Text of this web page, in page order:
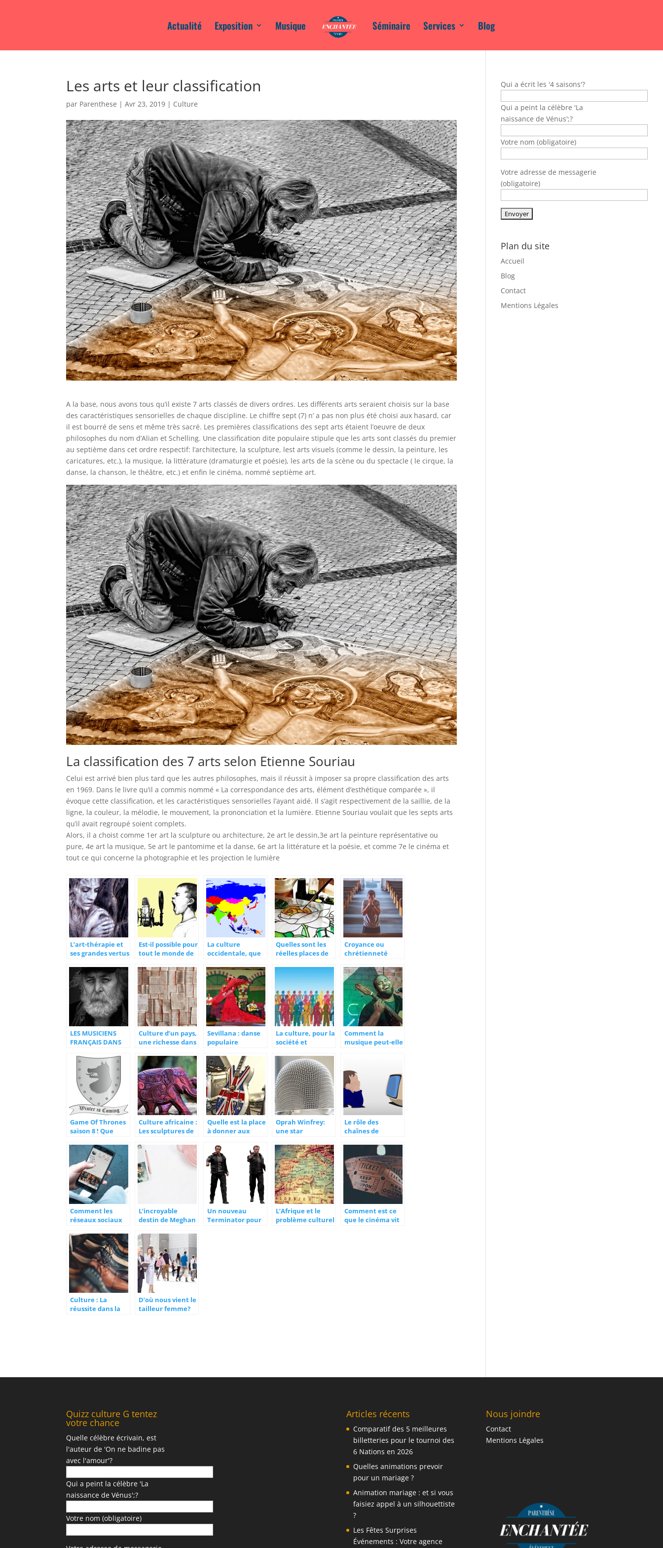
Actualité Exposition Musique Séminaire Services Blog
Les arts et leur classification
par Parenthese |Avr 23, 2019 | Culture
A la base, nous avons tous qu’il existe 7 arts classés de divers ordres. Les différents arts seraient choisis sur la base
des caractéristiques sensorielles de chaque discipline. Le chiffre sept (7) n’ a pas non plus été choisi aux hasard, car
il est bourré de sens et même très sacré. Les premières classifications des sept arts étaient l’oeuvre de deux
philosophes du nom d’Alian et Schelling. Une classification dite populaire stipule que les arts sont classés du premier
au septième dans cet ordre respectif: l’architecture, la sculpture, lest arts visuels (comme le dessin, la peinture, les
caricatures, etc.), la musique, la littérature (dramaturgie et poésie), les arts de la scène ou du spectacle ( le cirque, la
danse, la chanson, le théâtre, etc.) et enfin le cinéma, nommé septième art.
La classification des 7 arts selon Etienne Souriau
Celui est arrivé bien plus tard que les autres philosophes, mais il réussit à imposer sa propre classification des arts
en 1969. Dans le livre qu’il a commis nommé « La correspondance des arts, élément d’esthétique comparée », il
évoque cette classification, et les caractéristiques sensorielles l’ayant aidé. Il s’agit respectivement de la saillie, de la
ligne, la couleur, la mélodie, le mouvement, la prononciation et la lumière. Etienne Souriau voulait que les septs arts
qu’il avait regroupé soient complets.
Alors, il a choist comme 1er art la sculpture ou architecture, 2e art le dessin,3e art la peinture représentative ou
pure, 4e art la musique, 5e art le pantomime et la danse, 6e art la littérature et la poésie, et comme 7e le cinéma et
tout ce qui concerne la photographie et les projection le lumière
L’art-thérapie et
ses grandes vertus
Est-il possible pour
tout le monde de
La culture
occidentale, que
exactement?
Quelles sont les
réelles places de
société ?
Croyance ou
chrétienneté
Européenne?
LES MUSICIENS
FRANÇAIS DANS
CARITATIVES
Culture d’un pays,
une richesse dans
Sevillana : danse
populaire
La culture, pour la
société et
Comment la
musique peut-elle
social ?
Game Of Thrones
saison 8 ! Que
de cette ultime
saison ?
Culture africaine :
Les sculptures de
Quelle est la place
à donner aux
cinéma ?
Oprah Winfrey:
une star
planétaire
Le rôle des
chaînes de
Comment les
réseaux sociaux
notre perception
de la société ?
L’incroyable
destin de Meghan
Un nouveau
Terminator pour
L’Afrique et le
problème culturel
Comment est ce
que le cinéma vit
Culture : La
réussite dans la
D’où nous vient le
tailleur femme?
Qui a écrit les '4 saisons'?
Qui a peint la célèbre 'La
naissance de Vénus';?
Votre nom (obligatoire)
Votre adresse de messagerie
(obligatoire)
Plan du site
Accueil
Blog
Contact
Mentions Légales
Quizz culture G tentez
votre chance
Quelle célèbre écrivain, est
l'auteur de 'On ne badine pas
avec l'amour'?
Qui a peint la célèbre 'La
naissance de Vénus';?
Votre nom (obligatoire)
Articles récents
Comparatif des 5 meilleures
billetteries pour le tournoi des
6 Nations en 2026
Quelles animations prevoir
pour un mariage ?
Animation mariage : et si vous
faisiez appel à un silhouettiste
?
Les Fêtes Surprises
Événements : Votre agence
Nous joindre
Contact
Mentions Légales